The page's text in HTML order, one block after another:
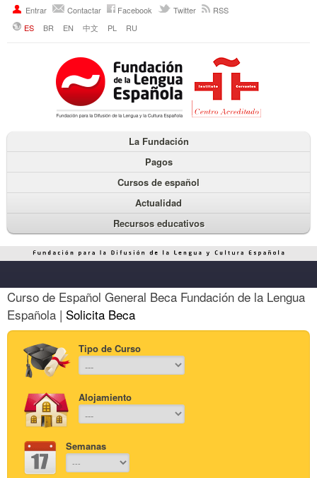
Entrar Contactar Facebook Twitter
RSS
ES
BR EN 中文 PL RU
La Fundación
Pagos
Cursos de español
Actualidad
Recursos educativos
Curso de Español General Beca Fundación de la Lengua
Española | Solicita Beca
Tipo de Curso
Alojamiento
Semanas